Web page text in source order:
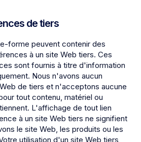
de tiers
forme peuvent contenir des
à un site Web tiers. Ces
sont fournis à titre d'information
Nous n'avons aucun
de tiers et n'acceptons aucune
tout contenu, matériel ou
L'affichage de tout lien
à un site Web tiers ne signifient
le site Web, les produits ou les
utilisation d'un site Web tiers